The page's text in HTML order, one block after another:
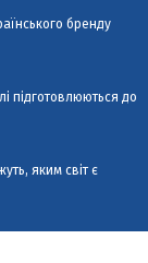
бренду
підготовлюються до
яким світ є